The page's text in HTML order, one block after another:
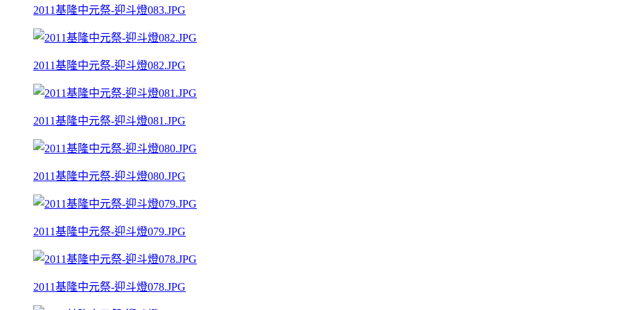
2011基隆中元祭-迎斗燈083.JPG
2011基隆中元祭-迎斗燈082.JPG
2011基隆中元祭-迎斗燈081.JPG
2011基隆中元祭-迎斗燈080.JPG
2011基隆中元祭-迎斗燈079.JPG
2011基隆中元祭-迎斗燈078.JPG